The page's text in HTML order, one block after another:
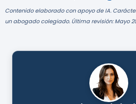
Contenido elaborado con apoyo de IA.
un abogado colegiado. Última revisión: Mayo